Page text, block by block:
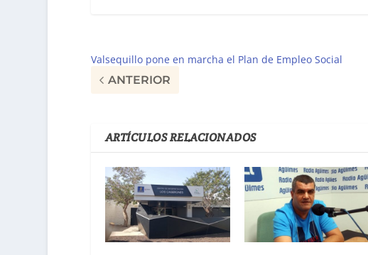
Valsequillo pone en marcha el Plan de Empleo Social
ANTERIOR
ARTÍCULOS RELACIONADOS